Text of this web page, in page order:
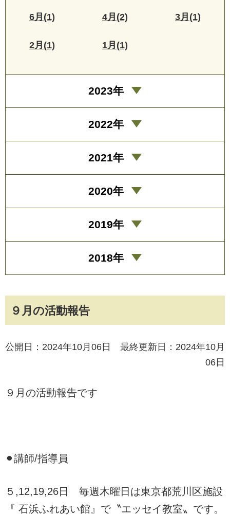
９月の活動報告
公開日：2024年10月06日 最終更新日：2024年10月
06日
９月の活動報告です
⚫︎講師/指導員
５,12,19,26日 毎週木曜日は東京都荒川区施設
『 石浜ふれあい館』で〝エッセイ教室〟です。
6月(1) 4月(2) 3月(1)
2月(1) 1月(1)
2023年
2022年
2021年
2020年
2019年
2018年